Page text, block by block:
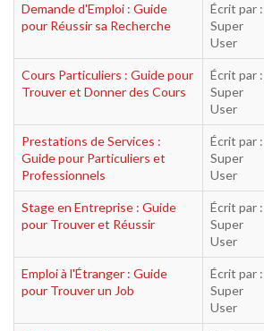
Demande d'Emploi : Guide
pour Réussir sa Recherche
Écrit par :
Super
User
Cours Particuliers : Guide pour
Trouver et Donner des Cours
Écrit par :
Super
User
Prestations de Services :
Guide pour Particuliers et
Professionnels
Écrit par :
Super
User
Stage en Entreprise : Guide
pour Trouver et Réussir
Écrit par :
Super
User
Emploi à l'Étranger : Guide
pour Trouver un Job
Écrit par :
Super
User